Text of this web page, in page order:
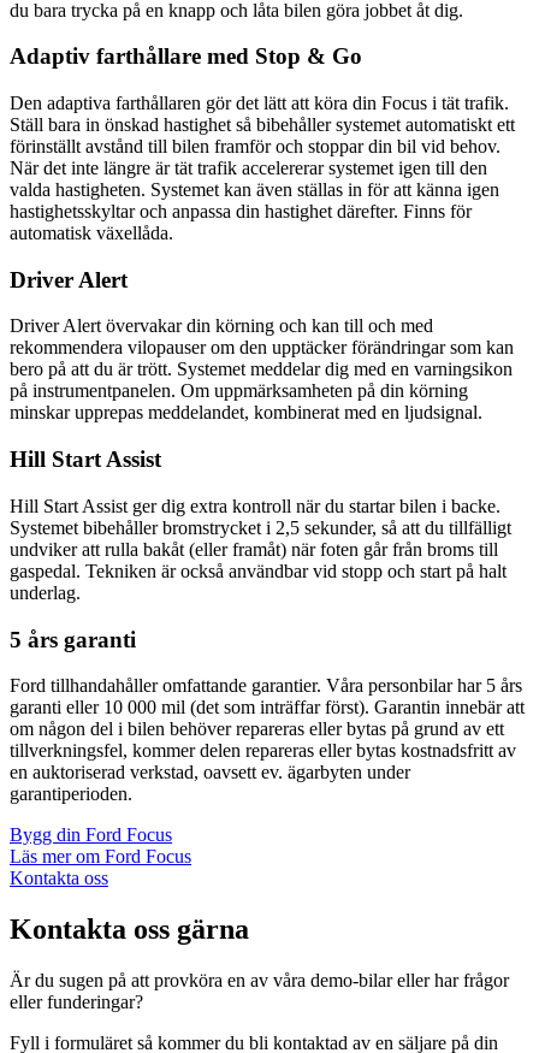
du bara trycka på en knapp och låta bilen göra jobbet åt dig.
Adaptiv farthållare med Stop & Go
Den adaptiva farthållaren gör det lätt att köra din Focus i tät trafik.
Ställ bara in önskad hastighet så bibehåller systemet automatiskt ett
förinställt avstånd till bilen framför och stoppar din bil vid behov.
När det inte längre är tät trafik accelererar systemet igen till den
valda hastigheten. Systemet kan även ställas in för att känna igen
hastighetsskyltar och anpassa din hastighet därefter. Finns för
automatisk växellåda.
Driver Alert
Driver Alert övervakar din körning och kan till och med
rekommendera vilopauser om den upptäcker förändringar som kan
bero på att du är trött. Systemet meddelar dig med en varningsikon
på instrumentpanelen. Om uppmärksamheten på din körning
minskar upprepas meddelandet, kombinerat med en ljudsignal.
Hill Start Assist
Hill Start Assist ger dig extra kontroll när du startar bilen i backe.
Systemet bibehåller bromstrycket i 2,5 sekunder, så att du tillfälligt
undviker att rulla bakåt (eller framåt) när foten går från broms till
gaspedal. Tekniken är också användbar vid stopp och start på halt
underlag.
5 års garanti
Ford tillhandahåller omfattande garantier. Våra personbilar har 5 års
garanti eller 10 000 mil (det som inträffar först). Garantin innebär att
om någon del i bilen behöver repareras eller bytas på grund av ett
tillverkningsfel, kommer delen repareras eller bytas kostnadsfritt av
en auktoriserad verkstad, oavsett ev. ägarbyten under
garantiperioden.
Bygg din Ford Focus
Läs mer om Ford Focus
Kontakta oss
Kontakta oss gärna
Är du sugen på att provköra en av våra demo-bilar eller har frågor
eller funderingar?
Fyll i formuläret så kommer du bli kontaktad av en säljare på din